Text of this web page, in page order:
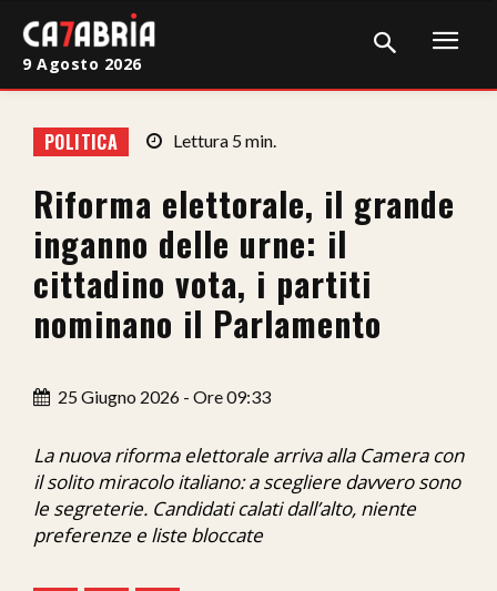
Cronaca
Giudiziaria
Politica
Sport
Sanità
Economia
Ita-Mondo
9 Agosto 2026
POLITICA Lettura 5min.
Riforma elettorale, il grande
inganno delle urne: il
cittadino vota, i partiti
nominano il Parlamento
25 Giugno 2026 - Ore 09:33
La nuova riforma elettorale arriva alla Camera con
il solito miracolo italiano: a scegliere davvero sono
le segreterie. Candidati calati dall’alto, niente
preferenze e liste bloccate